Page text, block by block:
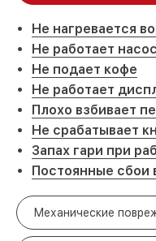
Не нагревается
Не работает
Не подает кофе
Не работает
Плохо взбивает
Не срабатывает
Запах гари при
Постоянные сбои
Механические